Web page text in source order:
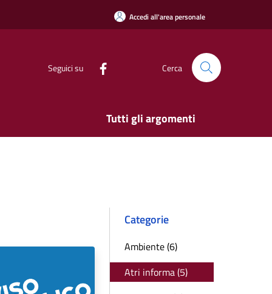
Accedi all'area personale
Seguici su Cerca
Tutti gli argomenti
Categorie
Ambiente (6)
Atri informa (5)